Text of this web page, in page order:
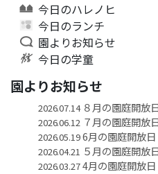
今日のハレノヒ
今日のランチ
園よりお知らせ
今日の学童
園よりお知らせ
2026.07.14８月の園庭開放
2026.06.12７月の園庭開放
2026.05.196月の園庭開放日
2026.04.21 ５月の園庭開放
2026.03.274月の園庭開放日